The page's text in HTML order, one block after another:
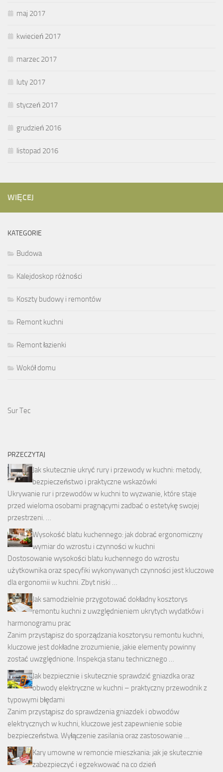
maj 2017
kwiecień 2017
marzec 2017
luty 2017
styczeń 2017
grudzień 2016
listopad 2016
WIĘCEJ
KATEGORIE
Budowa
Kalejdoskop różności
Koszty budowy i remontów
Remont kuchni
Remont łazienki
Wokół domu
Sur Tec
PRZECZYTAJ
Jak skutecznie ukryć rury i przewody w kuchni: metody,
bezpieczeństwo i praktyczne wskazówki
Ukrywanie rur i przewodów w kuchni to wyzwanie, które staje
przed wieloma osobami pragnącymi zadbać o estetykę swojej
przestrzeni. …
Wysokość blatu kuchennego: jak dobrać ergonomiczny
wymiar do wzrostu i czynności w kuchni
Dostosowanie wysokości blatu kuchennego do wzrostu
użytkownika oraz specyfiki wykonywanych czynności jest kluczowe
dla ergonomii w kuchni. Zbyt niski …
Jak samodzielnie przygotować dokładny kosztorys
remontu kuchni z uwzględnieniem ukrytych wydatków i
harmonogramu prac
Zanim przystąpisz do sporządzania kosztorysu remontu kuchni,
kluczowe jest dokładne zrozumienie, jakie elementy powinny
zostać uwzględnione. Inspekcja stanu technicznego …
Jak bezpiecznie i skutecznie sprawdzić gniazdka oraz
obwody elektryczne w kuchni – praktyczny przewodnik z
typowymi błędami
Zanim przystąpisz do sprawdzenia gniazdek i obwodów
elektrycznych w kuchni, kluczowe jest zapewnienie sobie
bezpieczeństwa. Wyłączenie zasilania oraz zastosowanie …
Kary umowne w remoncie mieszkania: jak je skutecznie
zabezpieczyć i egzekwować na co dzień